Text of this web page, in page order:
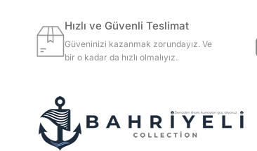
Hızlı ve Güvenli Teslimat
Güveninizi kazanmak zorundayız. Ve
bir o kadar da hızlı olmalıyız.